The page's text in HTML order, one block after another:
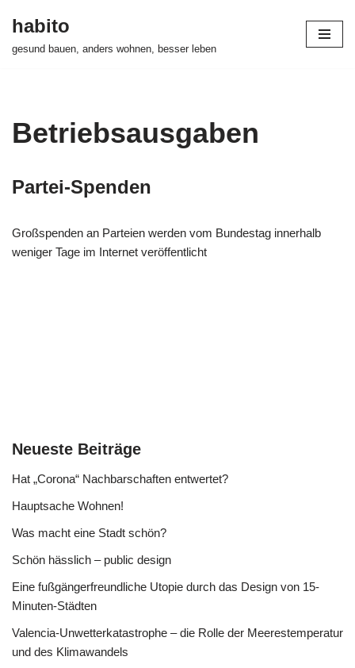
habito
gesund bauen, anders wohnen, besser leben
Betriebsausgaben
Partei-Spenden
Großspenden an Parteien werden vom Bundestag innerhalb
weniger Tage im Internet veröffentlicht
Neueste Beiträge
Hat „Corona“ Nachbarschaften entwertet?
Hauptsache Wohnen!
Was macht eine Stadt schön?
Schön hässlich – public design
Eine fußgängerfreundliche Utopie durch das Design von 15-
Minuten-Städten
Valencia-Unwetterkatastrophe – die Rolle der Meerestemperatur
und des Klimawandels